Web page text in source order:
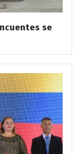
se